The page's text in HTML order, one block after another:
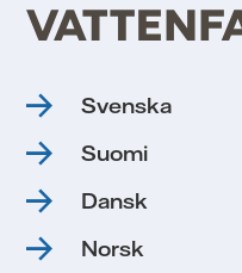
Svenska
Suomi
Dansk
Norsk